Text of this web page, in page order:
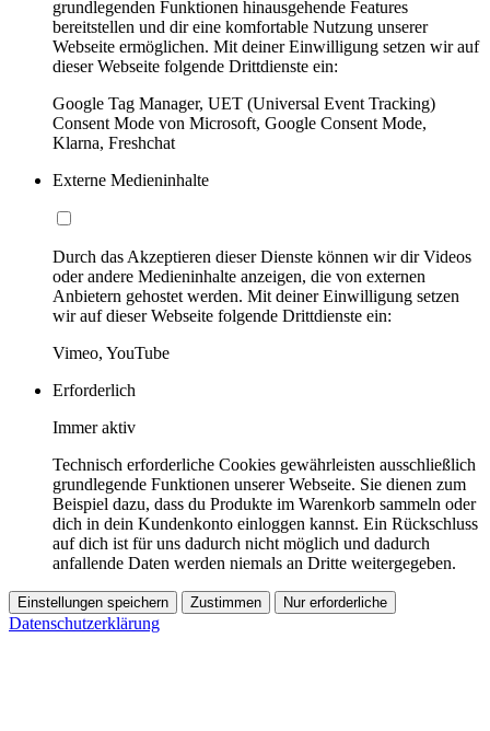
grundlegenden Funktionen hinausgehende Features
bereitstellen und dir eine komfortable Nutzung unserer
Webseite ermöglichen. Mit deiner Einwilligung setzen wir auf
dieser Webseite folgende Drittdienste ein:
Google Tag Manager, UET (Universal Event Tracking)
Consent Mode von Microsoft, Google Consent Mode,
Klarna, Freshchat
Externe Medieninhalte
Durch das Akzeptieren dieser Dienste können wir dir Videos
oder andere Medieninhalte anzeigen, die von externen
Anbietern gehostet werden. Mit deiner Einwilligung setzen
wir auf dieser Webseite folgende Drittdienste ein:
Vimeo, YouTube
Erforderlich
Immer aktiv
Technisch erforderliche Cookies gewährleisten ausschließlich
grundlegende Funktionen unserer Webseite. Sie dienen zum
Beispiel dazu, dass du Produkte im Warenkorb sammeln oder
dich in dein Kundenkonto einloggen kannst. Ein Rückschluss
auf dich ist für uns dadurch nicht möglich und dadurch
anfallende Daten werden niemals an Dritte weitergegeben.
Einstellungen speichern Zustimmen Nur erforderliche
Datenschutzerklärung